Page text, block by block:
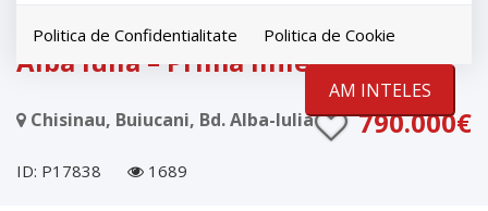
Politica de Confidentialitate Politica de Cookie
AM INTELES
Casă + 6 ari teren, Buiucani, str.
Alba Iulia – Prima linie!
Chisinau, Buiucani, Bd. Alba-Iulia 790.000€
ID: P17838 1689